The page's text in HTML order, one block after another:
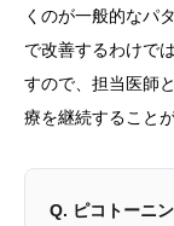
くのが一般的なパ
で改善するわけで
すので、担当医師
療を継続すること
Q. ピコトーニ